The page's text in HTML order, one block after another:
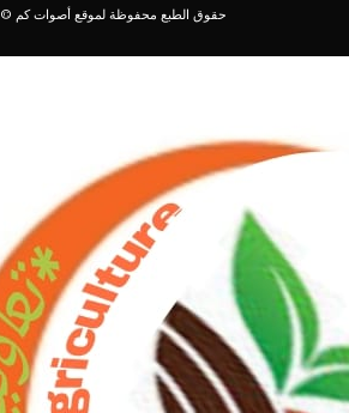
حقوق الطبع محفوظة لموقع أصوات كم © 2025